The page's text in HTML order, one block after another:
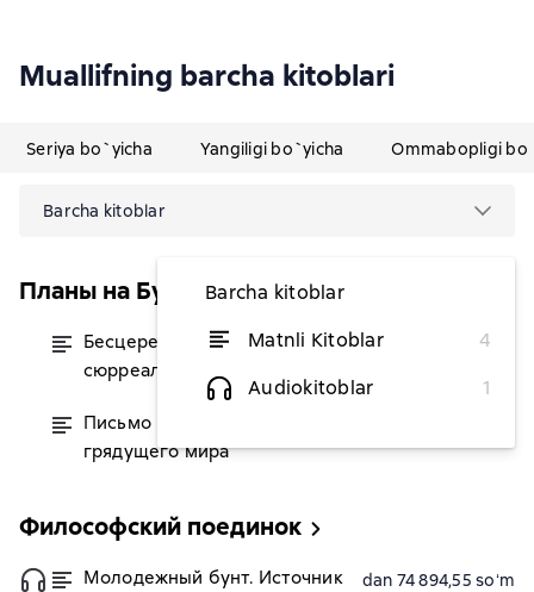
Muallifning barcha kitoblari
Seriya bo`yicha Yangiligi bo`yicha Ommabopligi
Barcha kitoblar
Barcha kitoblar
Matnli Kitoblar
4
Audiokitoblar
1
Планы на Будущее
Бесцеремонная история
сюрреализма
dan 53 076,36 soʻm
Письмо моим детям и детям
грядущего мира
Философский поединок
Молодежный бунт. Источник
dan 74 894,55 soʻm